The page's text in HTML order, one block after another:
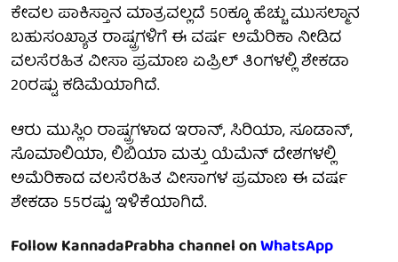
ಕೇವಲ ಪಾಕಿಸ್ತಾನ ಮಾತ್ರವಲ್ಲದೆ 50ಕ್ಕೂ ಹೆಚ್ಚು ಮುಸಲ್ಮಾನ
ಬಹುಸಂಖ್ಯಾತ ರಾಷ್ಟ್ರಗಳಿಗೆ ಈ ವರ್ಷ ಅಮೆರಿಕಾ ನೀಡಿದ
ವಲಸೆರಹಿತ ವೀಸಾ ಪ್ರಮಾಣ ಏಪ್ರಿಲ್ ತಿಂಗಳಲ್ಲಿ ಶೇಕಡಾ
20ರಷ್ಟು ಕಡಿಮೆಯಾಗಿದೆ.
ಆರು ಮುಸ್ಲಿಂ ರಾಷ್ಟ್ರಗಳಾದ ಇರಾನ್, ಸಿರಿಯಾ, ಸೂಡಾನ್,
ಸೊಮಾಲಿಯಾ, ಲಿಬಿಯಾ ಮತ್ತು ಯೆಮೆನ್ ದೇಶಗಳಲ್ಲಿ
ಅಮೆರಿಕಾದ ವಲಸೆರಹಿತ ವೀಸಾಗಳ ಪ್ರಮಾಣ ಈ ವರ್ಷ
ಶೇಕಡಾ 55ರಷ್ಟು ಇಳಿಕೆಯಾಗಿದೆ.
Follow KannadaPrabha channel onWhatsApp